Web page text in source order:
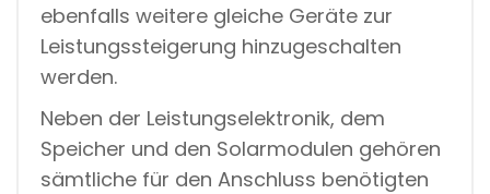
ebenfalls weitere gleiche Geräte zur
Leistungssteigerung hinzugeschalten
werden.
Neben der Leistungselektronik, dem
Speicher und den Solarmodulen gehören
sämtliche für den Anschluss benötigten